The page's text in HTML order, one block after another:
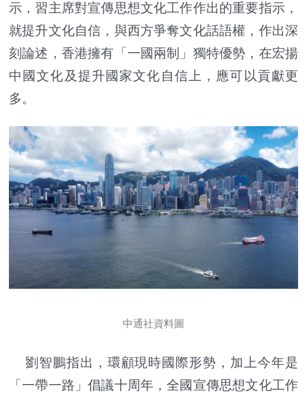
示，習主席對宣傳思想文化工作作出的重要指示，
就提升文化自信，與西方爭奪文化話語權，作出深
刻論述，香港擁有「一國兩制」獨特優勢，在宏揚
中國文化及提升國家文化自信上，應可以貢獻更
多。
中通社資料圖
劉智鵬指出，環顧現時國際形勢，加上今年是
「一帶一路」倡議十周年，全國宣傳思想文化工作